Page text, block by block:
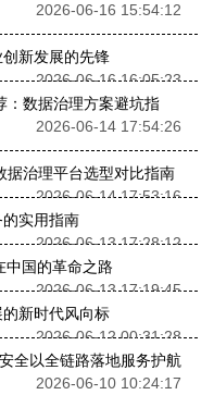
2026-06-16 15:54:12
新发展的先锋
2026-06-16 16:05:23
：数据治理方案避坑指
2026-06-14 17:54:26
据治理平台选型对比指南
2026-06-14 17:53:16
实用指南
2026-06-13 17:28:12
中国的革命之路
2026-06-13 17:19:45
新时代风向标
2026-06-12 00:31:28
全以全链路落地服务护航
2026-06-10 10:24:17